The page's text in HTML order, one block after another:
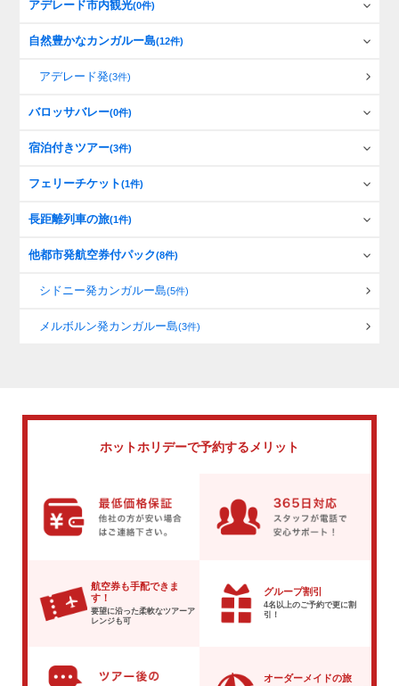
アデレード市内観光(0件)
自然豊かなカンガルー島(12件)
アデレード発(3件)
バロッサバレー(0件)
宿泊付きツアー(3件)
フェリーチケット(1件)
長距離列車の旅(1件)
他都市発航空券付パック(8件)
シドニー発カンガルー島(5件)
メルボルン発カンガルー島(3件)
ホットホリデーで予約するメリット
航空券も手配できま
す！
要望に沿った柔軟なツアーア
レンジも可
グループ割引
4名以上のご予約で更に割
引！
オーダーメイドの旅